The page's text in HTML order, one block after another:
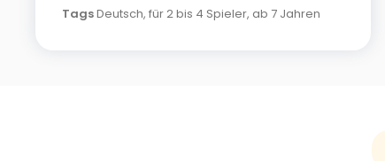
TagsDeutsch, für 2 bis 4 Spieler, ab 7 Jahren